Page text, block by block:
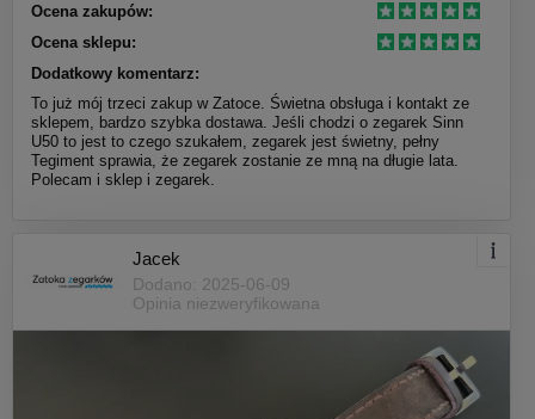
Ocena zakupów:
Ocena sklepu:
Dodatkowy komentarz:
To już mój trzeci zakup w Zatoce. Świetna obsługa i kontakt ze
sklepem, bardzo szybka dostawa. Jeśli chodzi o zegarek Sinn
U50 to jest to czego szukałem, zegarek jest świetny, pełny
Tegiment sprawia, że zegarek zostanie ze mną na długie lata.
Polecam i sklep i zegarek.
Jacek
Dodano: 2025-06-09
Opinia niezweryfikowana